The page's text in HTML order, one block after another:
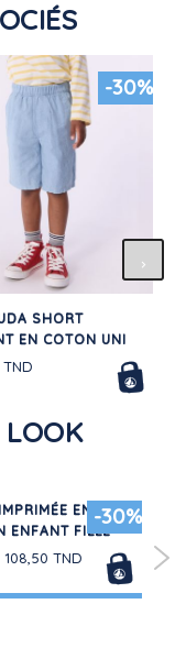
-30%
SHORT
EN COTON UNI
LOOK
-30%
EN
ENFANT FILLE
108,50 TND